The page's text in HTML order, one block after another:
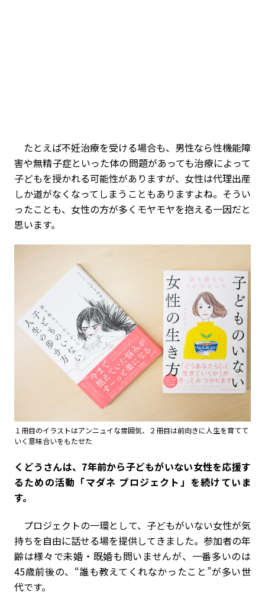
たとえば不妊治療を受ける場合も、男性なら性機能障
害や無精子症といった体の問題があっても治療によって
子どもを授かれる可能性がありますが、女性は代理出産
しか道がなくなってしまうこともありますよね。そうい
ったことも、女性の方が多くモヤモヤを抱える一因だと
思います。
１冊目のイラストはアンニュイな雰囲気、２冊目は前向きに人生を育てて
いく意味合いをもたせた
――くどうさんは、7年前から子どもがいない女性を応援す
るための活動「マダネ プロジェクト」を続けていま
す。
プロジェクトの一環として、子どもがいない女性が気
持ちを自由に話せる場を提供してきました。参加者の年
齢は様々で未婚・既婚も問いませんが、一番多いのは
45歳前後の、“誰も教えてくれなかったこと”が多い世
代です。